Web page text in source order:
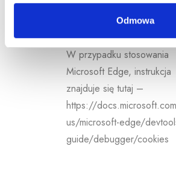
Odmowa
W przypadku stosowania
Microsoft Edge, instrukcja
znajduje się tutaj –
https://
us/microsoft-edge/
guide/debugger/cookies